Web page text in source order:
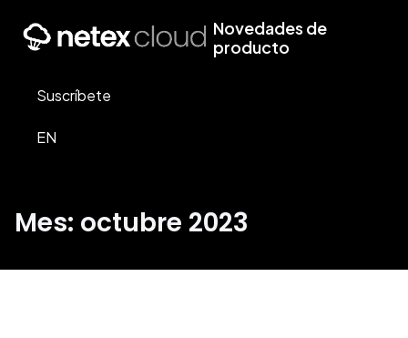
Novedades de
producto
Suscríbete
EN
Mes: octubre 2023